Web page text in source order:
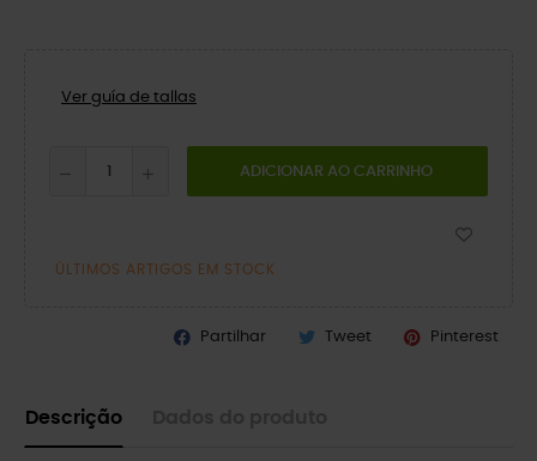
Ver guía de tallas
ADICIONAR AO CARRINHO
ÚLTIMOS ARTIGOS EM STOCK
Partilhar Tweet Pinterest
Descrição